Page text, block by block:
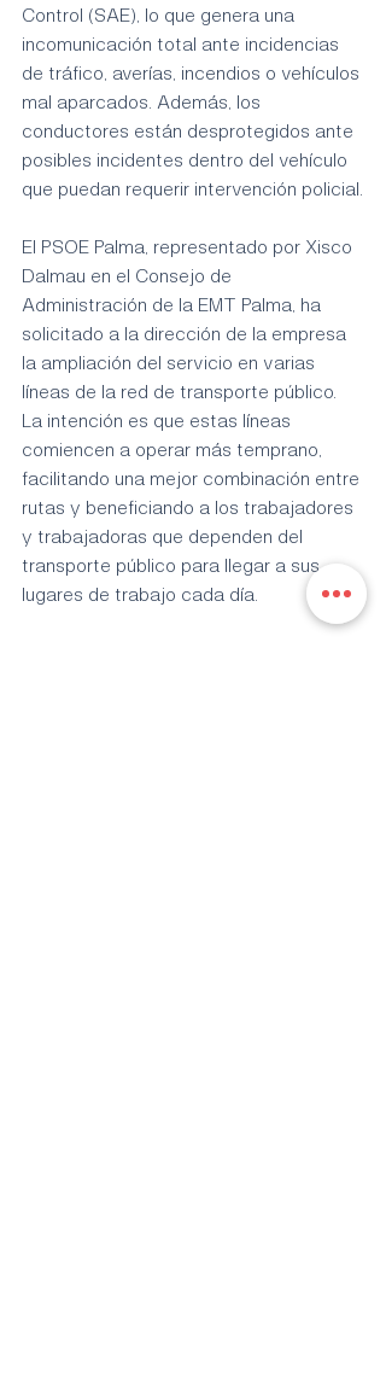
Control (SAE), lo que genera una
incomunicación total ante incidencias
de tráfico, averías, incendios o vehículos
mal aparcados. Además, los
conductores están desprotegidos ante
posibles incidentes dentro del vehículo
que puedan requerir intervención policial.
El PSOE Palma, representado por Xisco
Dalmau en el Consejo de
Administración de la EMT Palma, ha
solicitado a la dirección de la empresa
la ampliación del servicio en varias
líneas de la red de transporte público.
La intención es que estas líneas
comiencen a operar más temprano,
facilitando una mejor combinación entre
rutas y beneficiando a los trabajadores
y trabajadoras que dependen del
transporte público para llegar a sus
lugares de trabajo cada día.